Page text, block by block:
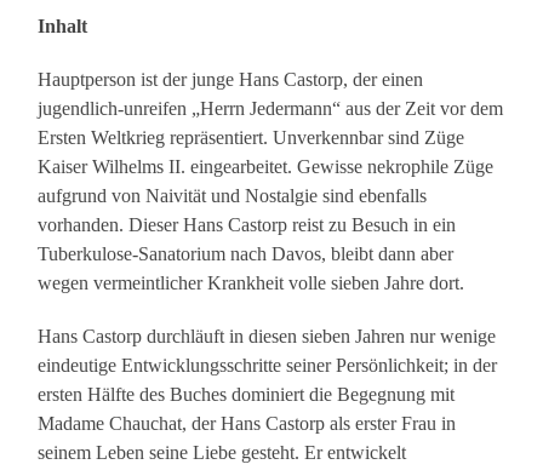
Inhalt
Hauptperson ist der junge Hans Castorp, der einen
jugendlich-unreifen „Herrn Jedermann“ aus der Zeit vor dem
Ersten Weltkrieg repräsentiert. Unverkennbar sind Züge
Kaiser Wilhelms II. eingearbeitet. Gewisse nekrophile Züge
aufgrund von Naivität und Nostalgie sind ebenfalls
vorhanden. Dieser Hans Castorp reist zu Besuch in ein
Tuberkulose-Sanatorium nach Davos, bleibt dann aber
wegen vermeintlicher Krankheit volle sieben Jahre dort.
Hans Castorp durchläuft in diesen sieben Jahren nur wenige
eindeutige Entwicklungsschritte seiner Persönlichkeit; in der
ersten Hälfte des Buches dominiert die Begegnung mit
Madame Chauchat, der Hans Castorp als erster Frau in
seinem Leben seine Liebe gesteht. Er entwickelt